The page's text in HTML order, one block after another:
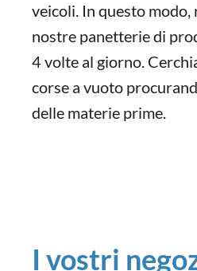
veicoli. In questo
nostre panetterie di
4 volte al giorno.
corse a vuoto
delle materie prime.
I vostri